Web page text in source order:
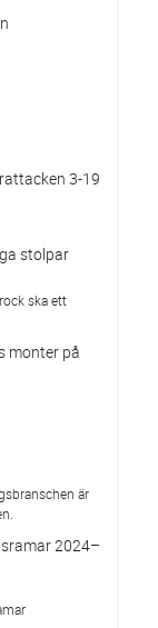
3-19
stolpar
ska ett
monter på
är
2024–